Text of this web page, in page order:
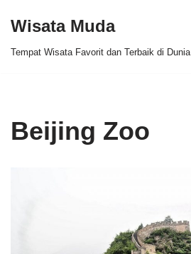
Wisata Muda
Tempat Wisata Favorit dan Terbaik di Dunia
Beijing Zoo